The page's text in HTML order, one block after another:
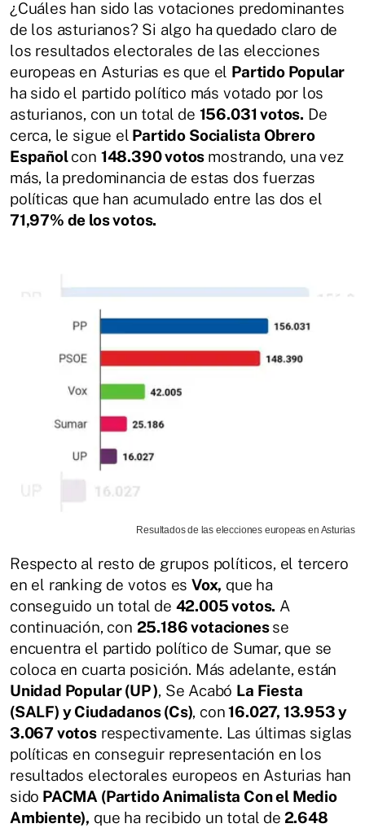
¿Cuáles han sido las votaciones predominantes
de los asturianos? Si algo ha quedado claro de
los resultados electorales de las elecciones
europeas en Asturias es que el Partido Popular
ha sido el partido político más votado por los
asturianos, con un total de 156.031 votos. De
cerca, le sigue el Partido Socialista Obrero
Españolcon 148.390 votos mostrando, una vez
más, la predominancia de estas dos fuerzas
políticas que han acumulado entre las dos el
71,97% de los votos.
Resultados de las elecciones europeas en Asturias
Respecto al resto de grupos políticos, el tercero
en el ranking de votos esVox, que ha
conseguido un total de 42.005 votos. A
continuación, con 25.186 votacionesse
encuentra el partido político de Sumar, que se
coloca en cuarta posición. Más adelante, están
Unidad Popular (UP ), Se Acabó La Fiesta
(SALF) y Ciudadanos (Cs), con16.027, 13.953 y
3.067 votosrespectivamente. Las últimas siglas
políticas en conseguir representación en los
resultados electorales europeos en Asturias han
sido PACMA (Partido Animalista Con el Medio
Ambiente), que ha recibido un total de 2.648